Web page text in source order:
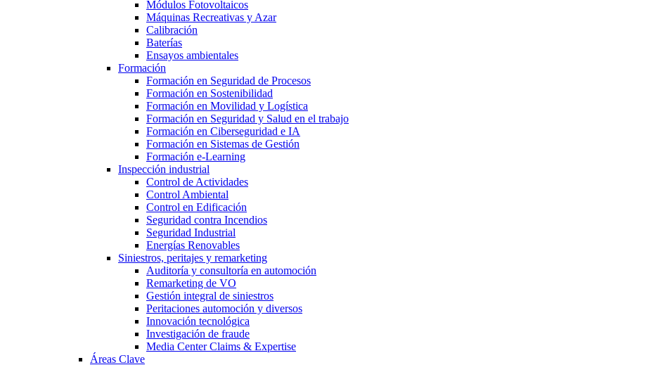
Módulos Fotovoltaicos
Máquinas Recreativas y Azar
Calibración
Baterías
Ensayos ambientales
Formación
Formación en Seguridad de Procesos
Formación en Sostenibilidad
Formación en Movilidad y Logística
Formación en Seguridad y Salud en el trabajo
Formación en Ciberseguridad e IA
Formación en Sistemas de Gestión
Formación e-Learning
Inspección industrial
Control de Actividades
Control Ambiental
Control en Edificación
Seguridad contra Incendios
Seguridad Industrial
Energías Renovables
Siniestros, peritajes y remarketing
Auditoría y consultoría en automoción
Remarketing de VO
Gestión integral de siniestros
Peritaciones automoción y diversos
Innovación tecnológica
Investigación de fraude
Media Center Claims & Expertise
Áreas Clave